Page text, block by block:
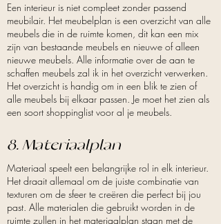
Een interieur is niet compleet zonder passend
meubilair. Het meubelplan is een overzicht van alle
meubels die in de ruimte komen, dit kan een mix
zijn van bestaande meubels en nieuwe of alleen
nieuwe meubels. Alle informatie over de aan te
schaffen meubels zal ik in het overzicht verwerken.
Het overzicht is handig om in een blik te zien of
alle meubels bij elkaar passen. Je moet het zien als
een soort shoppinglist voor al je meubels.
8. Materiaalplan
Materiaal speelt een belangrijke rol in elk interieur.
Het draait allemaal om de juiste combinatie van
texturen om de sfeer te creëren die perfect bij jou
past. Alle materialen die gebruikt worden in de
ruimte zullen in het materiaalplan staan met de